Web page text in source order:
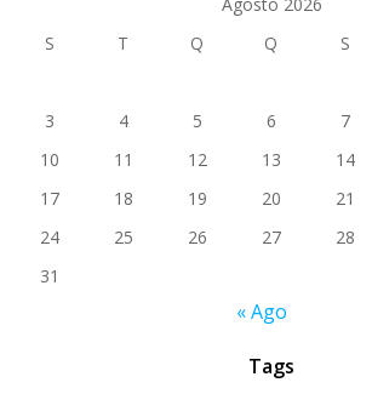
S
T Q Q S
3
4 5 6 7
10
11 12 13 14
17
18 19 20 21
24
25 26 27 28
31
« Ago
Tags